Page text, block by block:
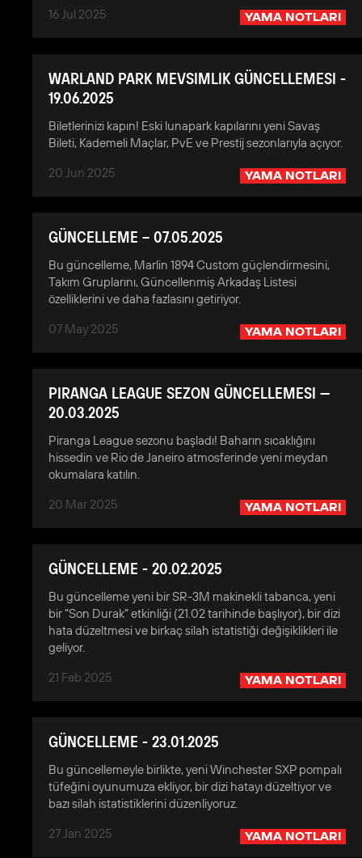
16 Jul 2025 YAMA NOTLARI
WARLAND PARK MEVSIMLIK GÜNCELLEMESI -
19.06.2025
Biletlerinizi kapın! Eski lunapark kapılarını yeni Savaş
Bileti, Kademeli Maçlar, PvE ve Prestij sezonlarıyla açıyor.
20 Jun 2025
YAMA NOTLARI
GÜNCELLEME – 07.05.2025
Bu güncelleme, Marlin 1894 Custom güçlendirmesini,
Takım Gruplarını, Güncellenmiş Arkadaş Listesi
özelliklerini ve daha fazlasını getiriyor.
07 May 2025
YAMA NOTLARI
PIRANGA LEAGUE SEZON GÜNCELLEMESI —
20.03.2025
Piranga League sezonu başladı! Baharın sıcaklığını
hissedin ve Rio de Janeiro atmosferinde yeni meydan
okumalara katılın.
20 Mar 2025
YAMA NOTLARI
GÜNCELLEME - 20.02.2025
Bu güncelleme yeni bir SR-3M makinekli tabanca, yeni
bir “Son Durak” etkinliği (21.02 tarihinde başlıyor), bir dizi
hata düzeltmesi ve birkaç silah istatistiği değişiklikleri ile
geliyor.
21 Feb 2025
YAMA NOTLARI
GÜNCELLEME - 23.01.2025
Bu güncellemeyle birlikte, yeni Winchester SXP pompalı
tüfeğini oyunumuza ekliyor, bir dizi hatayı düzeltiyor ve
bazı silah istatistiklerini düzenliyoruz.
27 Jan 2025
YAMA NOTLARI